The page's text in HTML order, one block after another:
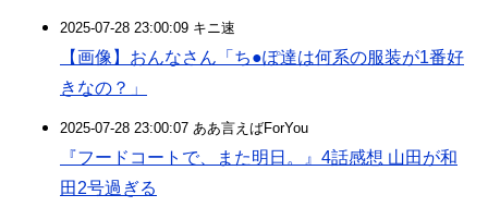
2025-07-28 23:00:09 キニ速
【画像】おんなさん「ち●ぽ達は何系の服装が1番好
きなの？」
2025-07-28 23:00:07 ああ言えばForYou
『フードコートで、また明日。』4話感想 山田が和
田2号過ぎる